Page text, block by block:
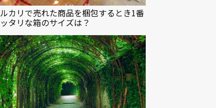
カリで売れた商品を梱包するとき1番
タリな箱のサイズは？